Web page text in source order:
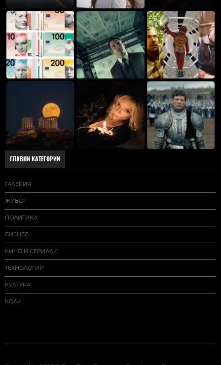
ГЛАВНИ КАТЕГОРИИ
ГАЛЕРИЯ
ЖИВОТ
ПОЛИТИКА
БИЗНЕС
КИНО И СЕРИАЛИ
ТЕХНОЛОГИИ
КУЛТУРА
КОЛИ